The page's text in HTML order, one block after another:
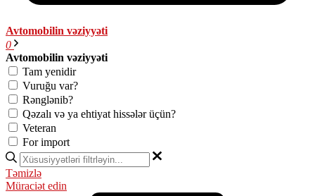
Avtomobilin vəziyyəti
0
Avtomobilin vəziyyəti
Tam yenidir
Vuruğu var?
Rənglənib?
Qəzalı və ya ehtiyat hissələr üçün?
Veteran
For import
Təmizlə
Müraciət edin